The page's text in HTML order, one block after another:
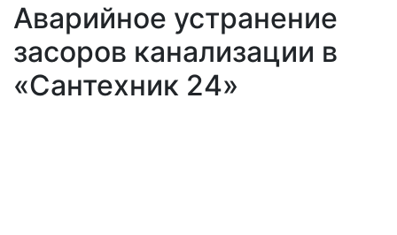
Аварийное устранение
засоров канализации в
«Сантехник 24»